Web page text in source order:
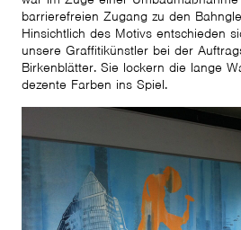
barrierefreien Zugang zu den
Hinsichtlich des Motivs entschieden
unsere Graffitikünstler bei der
Birkenblätter. Sie lockern die lange
dezente Farben ins Spiel.